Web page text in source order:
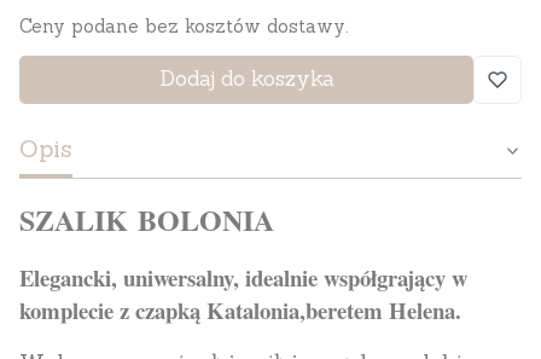
Ceny podane bez kosztów dostawy.
Dodaj do koszyka
Opis
SZALIK BOLONIA
Elegancki, uniwersalny, idealnie współgrający w
komplecie z czapką Katalonia,beretem Helena.